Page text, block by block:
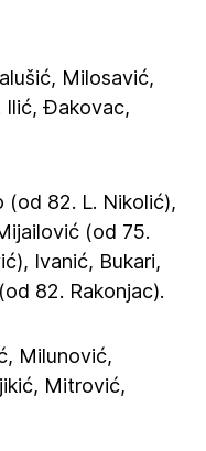
Milosavić,
Ilić, Đakovac,
(od 82. L. Nikolić),
(od 75.
Ivanić, Bukari,
82. Rakonjac).
Milunović,
Mitrović,